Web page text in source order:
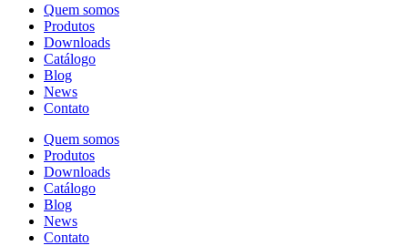
Quem somos
Produtos
Downloads
Catálogo
Blog
News
Contato
Quem somos
Produtos
Downloads
Catálogo
Blog
News
Contato